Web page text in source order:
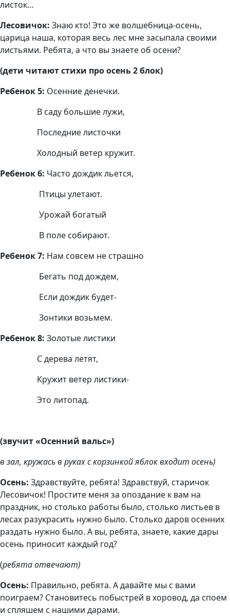
листок…
Лесовичок: Знаю кто! Это же волшебница-осень,
царица наша, которая весь лес мне засыпала своими
листьями. Ребята, а что вы знаете об осени?
(дети читают стихи про осень 2 блок)
Ребенок 5: Осенние денечки.
В саду большие лужи,
Последние листочки
Холодный ветер кружит.
Ребенок 6: Часто дождик льется,
Птицы улетают.
Урожай богатый
В поле собирают.
Ребенок 7: Нам совсем не страшно
Бегать под дождем,
Если дождик будет-
Зонтики возьмем.
Ребенок 8: Золотые листики
С дерева летят,
Кружит ветер листики-
Это литопад.
(звучит «Осенний вальс»)
в зал, кружась в руках с корзинкой яблок входит осень)
Осень: Здравствуйте, ребята! Здравствуй, старичок
Лесовичок! Простите меня за опоздание к вам на
праздник, но столько работы было, столько листьев в
лесах разукрасить нужно было. Столько даров осенних
раздать нужно было. А вы, ребята, знаете, какие дары
осень приносит каждый год?
(ребята отвечают)
Осень: Правильно, ребята. А давайте мы с вами
поиграем? Становитесь побыстрей в хоровод, да споем
и спляшем с нашими дарами.